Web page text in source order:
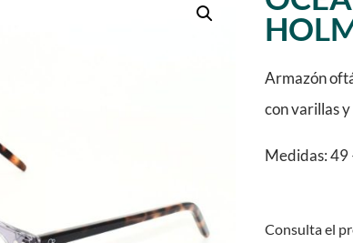
Armazón
con varillas
Medidas: 49
Consulta el